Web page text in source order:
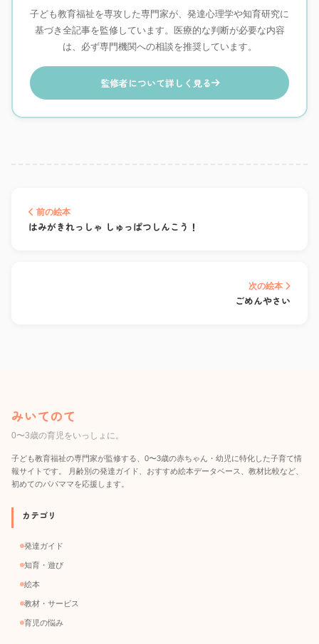
子ども教育福祉を専攻した専門家が、発達心理学や知育研究に
基づき全記事を監修しています。医療的な判断が必要な内容
は、必ず専門機関への相談を推奨しています。
監修者について詳しく見る
前の絵本
はみがきれっしゃ しゅっぱつしんこう！
次の絵本
ごめんやさい
みいてのて
0〜3歳の育児をいっしょに。
子ども教育福祉の専門家が監修する、0〜3歳の赤ちゃん・幼児に特化した子育て情
報サイトです。 月齢別の発達ガイド、おすすめ絵本データベース、教材比較など、
初めてのパパママを応援します。
カテゴリ
発達ガイド
知育・遊び
絵本
教材・サービス
育児の悩み